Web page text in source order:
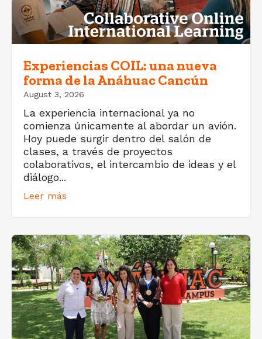
Experiencias COIL: una nueva
forma de la Anáhuac Cancún
August 3, 2026
La experiencia internacional ya no
comienza únicamente al abordar un avión.
Hoy puede surgir dentro del salón de
clases, a través de proyectos
colaborativos, el intercambio de ideas y el
diálogo...
Leer más